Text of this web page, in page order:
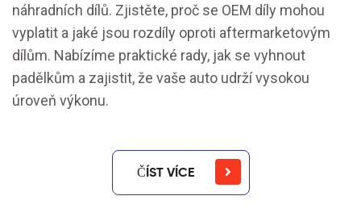
náhradních dílů. Zjistěte, proč se OEM díly mohou
vyplatit a jaké jsou rozdíly oproti aftermarketovým
dílům. Nabízíme praktické rady, jak se vyhnout
padělkům a zajistit, že vaše auto udrží vysokou
úroveň výkonu.
ČÍST VÍCE